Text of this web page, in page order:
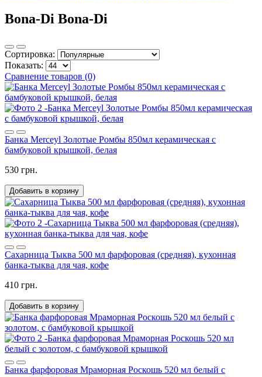
Bona-Di Bona-Di
Сортировка:
Показать:
Сравнение товаров (0)
Банка Merceyl Золотые Ромбы 850мл керамическая с
бамбуковой крышкой, белая
530 грн.
Добавить в корзину
Сахарница Тыква 500 мл фарфоровая (средняя), кухонная
банка-тыква для чая, кофе
410 грн.
Добавить в корзину
Банка фарфоровая Мраморная Роскошь 520 мл белый с